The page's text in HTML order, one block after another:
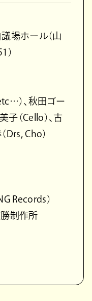
場ホール（山
）
）、秋田ゴー
子（Cello）、古
Drs, Cho）
Records）
勝制作所